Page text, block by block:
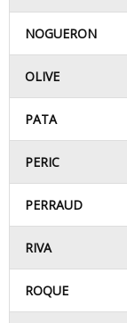
NOGUERON
OLIVE
PATA
PERIC
PERRAUD
RIVA
ROQUE